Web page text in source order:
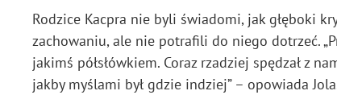
Rodzice Kacpra nie byli świadomi, jak głęboki
zachowaniu, ale nie potrafili do niego dotrzeć.
jakimś półsłówkiem. Coraz rzadziej spędzał z
jakby myślami był gdzie indziej” – opowiada